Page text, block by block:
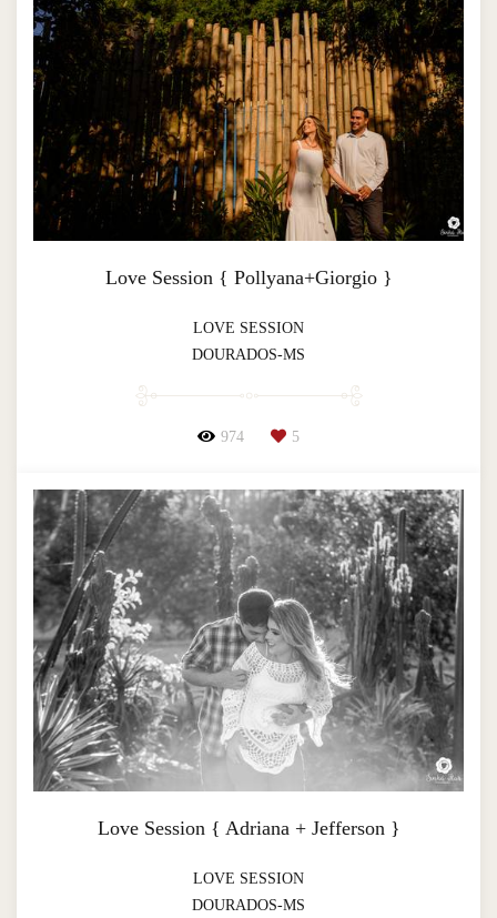
Love Session { Pollyana+Giorgio }
LOVE SESSION
DOURADOS-MS
974 5
Love Session { Adriana + Jefferson }
LOVE SESSION
DOURADOS-MS